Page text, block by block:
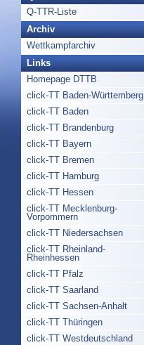
Q-TTR-Liste
Archiv
Wettkampfarchiv
Links
Homepage DTTB
click-TT Baden-Württemberg
click-TT Baden
click-TT Brandenburg
click-TT Bayern
click-TT Bremen
click-TT Hamburg
click-TT Hessen
click-TT Mecklenburg-
Vorpommern
click-TT Niedersachsen
click-TT Rheinland-
Rheinhessen
click-TT Pfalz
click-TT Saarland
click-TT Sachsen-Anhalt
click-TT Thüringen
click-TT Westdeutschland